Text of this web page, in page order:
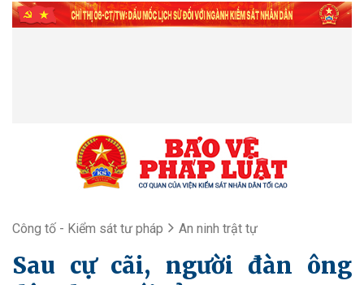
Công tố - Kiểm sát tư pháp An ninh trật tự
Sau cự cãi, người đàn ông